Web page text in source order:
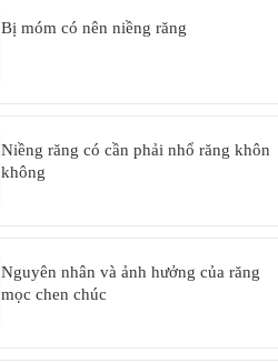
Bị móm có nên niềng răng
Niềng răng có cần phải nhổ răng khôn
không
Nguyên nhân và ảnh hưởng của răng
mọc chen chúc